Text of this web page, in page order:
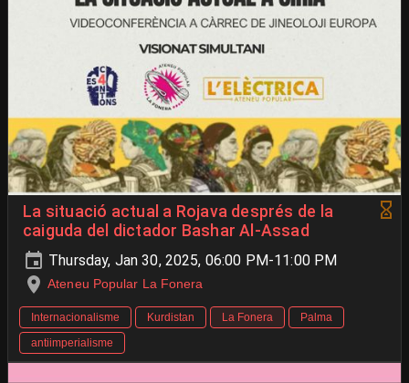
La situació actual a Rojava després de la
caiguda del dictador Bashar Al-Assad
Thursday, Jan 30, 2025, 06:00 PM-11:00 PM
Ateneu Popular La Fonera
Internacionalisme Kurdistan La Fonera
Palma
antiimperialisme